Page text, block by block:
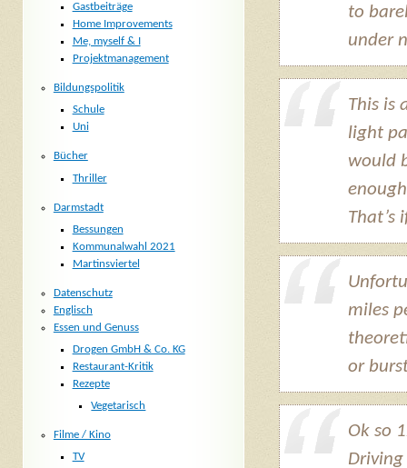
to
under
This is
light
would
That’s
miles
or
Ok so
Gastbeiträge
Home Improvements
Me, myself & I
Projektmanagement
Bildungspolitik
Schule
Uni
Bücher
Thriller
Darmstadt
Bessungen
Kommunalwahl 2021
Martinsviertel
Datenschutz
Englisch
Essen und Genuss
Drogen GmbH & Co. KG
Restaurant-Kritik
Rezepte
Vegetarisch
Filme / Kino
TV